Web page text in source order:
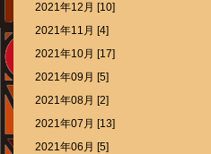
2021年12月 [10]
2021年11月 [4]
2021年10月 [17]
2021年09月 [5]
2021年08月 [2]
2021年07月 [13]
2021年06月 [5]